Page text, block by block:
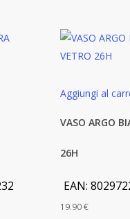
quantità
Aggiungi al
VASO ARGO
26H
EAN:
19.90€